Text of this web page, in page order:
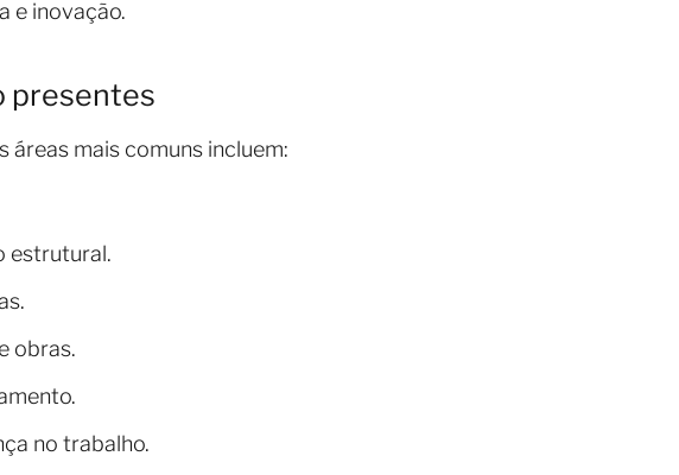
e inovação.
presentes
áreas mais comuns incluem:
estrutural.
obras.
no trabalho.